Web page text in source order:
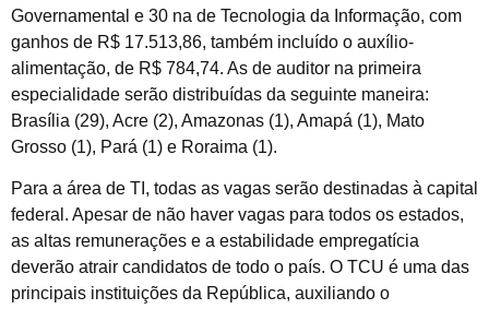
Governamental e 30 na de Tecnologia da Informação, com
ganhos de R$ 17.513,86, também incluído o auxílio-
alimentação, de R$ 784,74. As de auditor na primeira
especialidade serão distribuídas da seguinte maneira:
Brasília (29), Acre (2), Amazonas (1), Amapá (1), Mato
Grosso (1), Pará (1) e Roraima (1).
Para a área de TI, todas as vagas serão destinadas à capital
federal. Apesar de não haver vagas para todos os estados,
as altas remunerações e a estabilidade empregatícia
deverão atrair candidatos de todo o país. O TCU é uma das
principais instituições da República, auxiliando o